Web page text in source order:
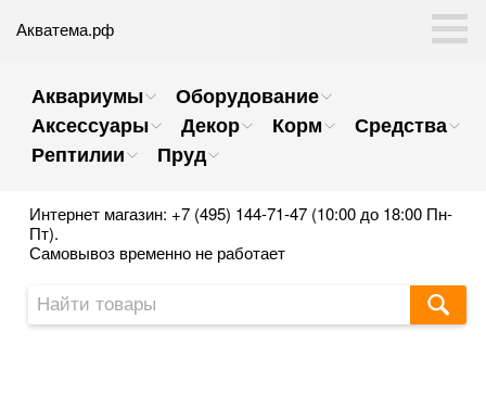
Акватема.рф
Аквариумы
Оборудование
Аксессуары
Декор Корм
Средства
Рептилии
Пруд
Интернет магазин: +7 (495) 144-71-47 (10:00 до 18:00 Пн-
Пт).
Самовывоз временно не работает